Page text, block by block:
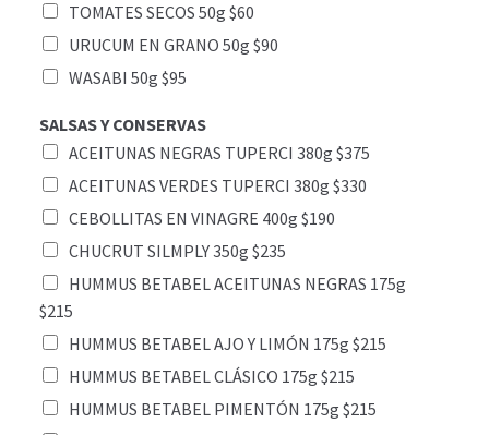
TOMATES SECOS 50g $60
URUCUM EN GRANO 50g $90
WASABI 50g $95
SALSAS Y CONSERVAS
ACEITUNAS NEGRAS TUPERCI 380g $375
ACEITUNAS VERDES TUPERCI 380g $330
CEBOLLITAS EN VINAGRE 400g $190
CHUCRUT SILMPLY 350g $235
HUMMUS BETABEL ACEITUNAS NEGRAS 175g
$215
HUMMUS BETABEL AJO Y LIMÓN 175g $215
HUMMUS BETABEL CLÁSICO 175g $215
HUMMUS BETABEL PIMENTÓN 175g $215